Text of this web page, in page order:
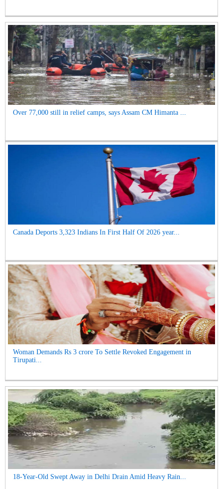
Over 77,000 still in relief camps, says Assam CM Himanta ...
Canada Deports 3,323 Indians In First Half Of 2026 year...
Woman Demands Rs 3 crore To Settle Revoked Engagement in
Tirupati...
18-Year-Old Swept Away in Delhi Drain Amid Heavy Rain...